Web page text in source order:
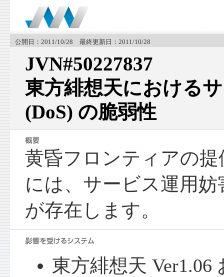
公開日：2011/10/28 最終更新日：2011/10/28
JVN#50227837
東方緋想天における
(DoS) の脆弱性
黄昏フロンティアの
には、サービス運用妨
が存在します。
東方緋想天 Ver1.06